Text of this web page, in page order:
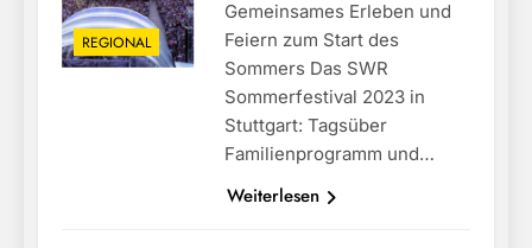
REGIONAL
Gemeinsames Erleben und
Feiern zum Start des
Sommers Das SWR
Sommerfestival 2023 in
Stuttgart: Tagsüber
Familienprogramm und…
Weiterlesen